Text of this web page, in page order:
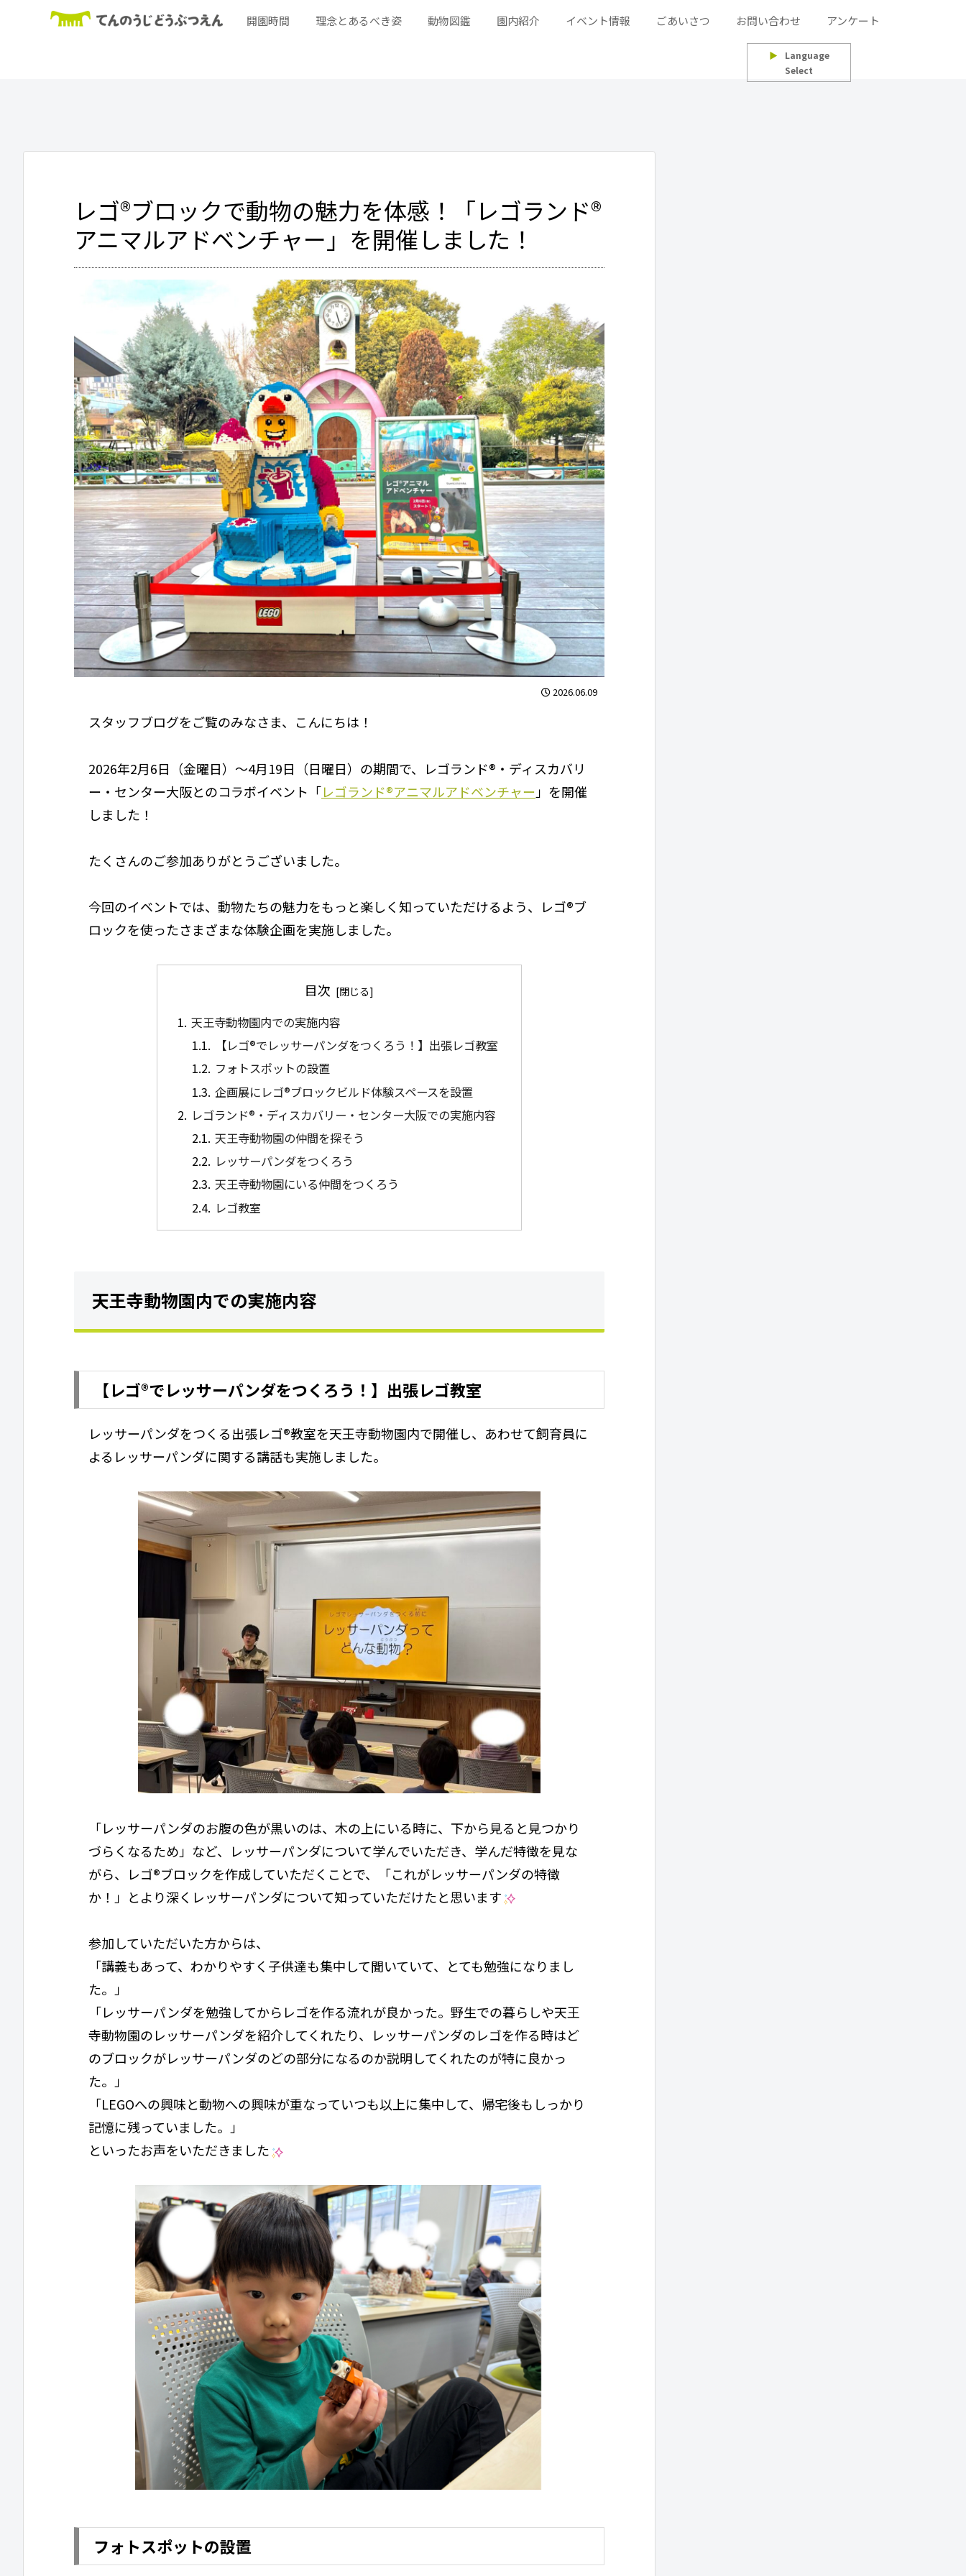
開園時間 理念とあるべき姿 動物図鑑 園内紹介 イベント情報 ごあいさつ お問い合わせ アンケート
▶
Language
Select
レゴ®ブロックで動物の魅力を体感！「レゴランド®
アニマルアドベンチャー」を開催しました！
2026.06.09
スタッフブログをご覧のみなさま、こんにちは！
2026年2月6日（金曜日）〜4月19日（日曜日）の期間で、レゴランド®・ディスカバリ
ー・センター大阪とのコラボイベント「レゴランド®アニマルアドベンチャー 」を開催
しました！
たくさんのご参加ありがとうございました。
今回のイベントでは、動物たちの魅力をもっと楽しく知っていただけるよう、レゴ®ブ
ロックを使ったさまざまな体験企画を実施しました。
目次
天王寺動物園内での実施内容
【レゴ®でレッサーパンダをつくろう！】出張レゴ教室
フォトスポットの設置
企画展にレゴ®ブロックビルド体験スペースを設置
レゴランド®・ディスカバリー・センター大阪での実施内容
天王寺動物園の仲間を探そう
レッサーパンダをつくろう
天王寺動物園にいる仲間をつくろう
レゴ教室
天王寺動物園内での実施内容
【レゴ®でレッサーパンダをつくろう！】出張レゴ教室
レッサーパンダをつくる出張レゴ®教室を天王寺動物園内で開催し、あわせて飼育員に
よるレッサーパンダに関する講話も実施しました。
「レッサーパンダのお腹の色が黒いのは、木の上にいる時に、下から見ると見つかり
づらくなるため」など、レッサーパンダについて学んでいただき、学んだ特徴を見な
がら、レゴ®ブロックを作成していただくことで、「これがレッサーパンダの特徴
か！」とより深くレッサーパンダについて知っていただけたと思います
参加していただいた方からは、
「講義もあって、わかりやすく子供達も集中して聞いていて、とても勉強になりまし
た。」
「レッサーパンダを勉強してからレゴを作る流れが良かった。野生での暮らしや天王
寺動物園のレッサーパンダを紹介してくれたり、レッサーパンダのレゴを作る時はど
のブロックがレッサーパンダのどの部分になるのか説明してくれたのが特に良かっ
た。」
「LEGOへの興味と動物への興味が重なっていつも以上に集中して、帰宅後もしっかり
記憶に残っていました。」
といったお声をいただきました
フォトスポットの設置